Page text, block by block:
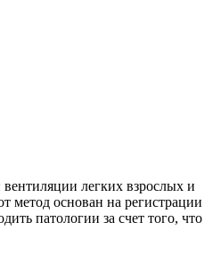
легких взрослых и
метод основан на регистрации
патологии за счет того, что